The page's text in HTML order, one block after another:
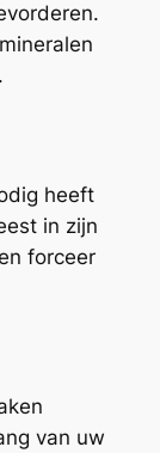
heeft
in zijn
forceer
van uw